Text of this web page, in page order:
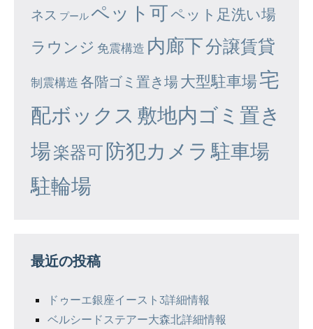
ネス プール ペット可ペット足洗い場
ラウンジ 免震構造 内廊下分譲賃貸
制震構造 各階ゴミ置き場大型駐車場宅
配ボックス 敷地内ゴミ置き
場楽器可防犯カメラ 駐車場
駐輪場
最近の投稿
ドゥーエ銀座イースト3詳細情報
ベルシードステアー大森北詳細情報